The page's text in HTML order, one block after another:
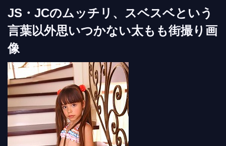
JS・JCのムッチリ、スベスベという
言葉以外思いつかない太もも街撮り画
像